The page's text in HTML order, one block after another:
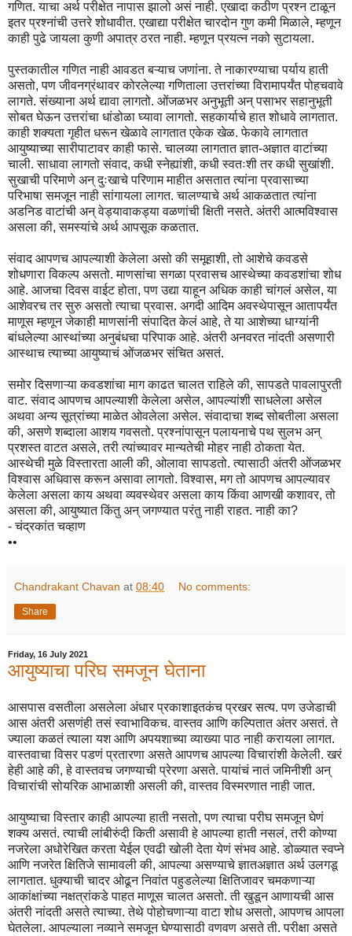
गणित. याचा अर्थ परीक्षेत नापास झालो असं नाही. एखादा कठीण प्रश्न टाळून
इतर प्रश्नांची उत्तरे शोधावीत. एखाद्या परीक्षेत चारदोन गुण कमी मिळाले, म्हणून
काही पुढे जायला कुणी अपात्र ठरत नाही. म्हणून प्रयत्न नको सुटायला.
पुस्तकातील गणित नाही आवडत बऱ्याच जणांना. ते नाकारण्याचा पर्याय हाती
असतो, पण जीवनग्रंथावर कोरलेल्या गणिताला उत्तरांच्या विरामापर्यंत पोहचवावे
लागते. संख्याना अर्थ द्यावा लागतो. ओंजळभर अनुभूती अन् पसाभर सहानुभूती
सोबत घेऊन उत्तरांचा धांडोळा घ्यावा लागतो. सहकार्याचे हात शोधावे लागतात.
काही शक्यता गृहीत धरून खेळावे लागतात एकेक खेळ. फेकावे लागतात
आयुष्याच्या सारीपाटावर काही फासे. चालव्या लागतात ज्ञात-अज्ञात वाटांच्या
चाली. साधावा लागतो संवाद, कधी स्नेह्यांशी, कधी स्वतःशी तर कधी सुखांशी.
सुखाची परिमाणे अन् दुःखाचे परिणाम माहीत असतात त्यांना प्रवासाच्या
परिभाषा समजून नाही सांगायला लागत. चालण्याचे अर्थ आकळतात त्यांना
अडनिड वाटांची अन् वेड्यावाकड्या वळणांची क्षिती नसते. अंतरी आत्मविश्वास
असला की, समस्यांचे अर्थ आपसूक कळतात.
संवाद आपणच आपल्याशी केलेला असो की समूहाशी, तो आशेचे कवडसे
शोधणारा विकल्प असतो. माणसांचा सगळा प्रवासच आस्थेच्या कवडशांचा शोध
आहे. आजचा दिवस वाईट होता, पण उद्या याहून अधिक काही चांगलं असेल, या
आशेवरच तर सुरु असतो त्याचा प्रवास. अगदी आदिम अवस्थेपासून आतापर्यंत
माणूस म्हणून जेकाही माणसांनी संपादित केलं आहे, ते या आशेच्या धाग्यांनी
बांधलेल्या आस्थांच्या अनुबंधचा परिपाक आहे. अंतरी अनवरत नांदती असणारी
आस्थाच त्याच्या आयुष्याचं ओंजळभर संचित असतं.
समोर दिसणाऱ्या कवडशांचा माग काढत चालत राहिले की, सापडते पावलापुरती
वाट. संवाद आपणच आपल्याशी केलेला असेल, आपल्यांशी साधलेला असेल
अथवा अन्य सूत्रांच्या माळेत ओवलेला असेल. संवादाचा शब्द सोबतीला असला
की, असणे शब्दाला आशय गवसतो. प्रश्नांपासून पलायनाचे पथ सुलभ अन्
प्रशस्त वाटत असले, तरी त्यांच्यावर मान्यतेची मोहर नाही ठोकता येत.
आस्थेची मुळे विस्तारता आली की, ओलावा सापडतो. त्यासाठी अंतरी ओंजळभर
विश्वास अधिवास करून असावा लागतो. विश्वास, मग तो आपणच आपल्यावर
केलेला असला काय अथवा व्यवस्थेवर असला काय किंवा आणखी कशावर, तो
असला की, आयुष्यात किंतु अन् जगण्यात परंतु नाही राहत. नाही का?
- चंद्रकांत चव्हाण
••
Chandrakant Chavan at 08:40 No comments:
Share
Friday, 16 July 2021
आयुष्याचा परिघ समजून घेताना
आसपास वसतीला असलेला अंधार प्रकाशाइतकंच प्रखर सत्य. पण उजेडाची
आस अंतरी असणंही तसं स्वाभाविकच. वास्तव आणि कल्पितात अंतर असतं. ते
ज्याला कळतं त्याला यश आणि अपयशाच्या व्याख्या पाठ नाही करायला लागत.
वास्तवाचा विसर पडणं प्रतारणा असते आपणच आपल्या विचारांशी केलेली. खरं
हेही आहे की, हे वास्तवच जगण्याची प्रेरणा असते. पायांचं नातं जमिनीशी अन्
विचारांची सोयरिक आभाळाशी असली की, वास्तव विस्मरणात नाही जात.
आयुष्याचा विस्तार काही आपल्या हाती नसतो, पण त्याचा परीघ समजून घेणं
शक्य असतं. त्याची लांबीरुंदी किती असावी हे आपल्या हाती नसलं, तरी कोण्या
नजरेला अधोरेखित करता येईल एवढी खोली देता येणं संभव आहे. डोळ्यात स्वप्ने
आणि नजरेत क्षितिजे सामावली की, आपल्या असण्याचे ज्ञातअज्ञात अर्थ उलगडू
लागतात. धुक्याची चादर ओढून निवांत पहुडलेल्या क्षितिजावर चमकणाऱ्या
आकांक्षांच्या नक्षत्रांकडे पाहत माणूस चालत असतो. ती खुडून आणायची आस
अंतरी नांदती असते त्याच्या. तेथे पोहोचणाऱ्या वाटा शोध असतो, आपणच आपला
घेतलेला. आपल्याला नव्याने समजून घेण्यासाठी वणवण असते ती. परीक्षा असते